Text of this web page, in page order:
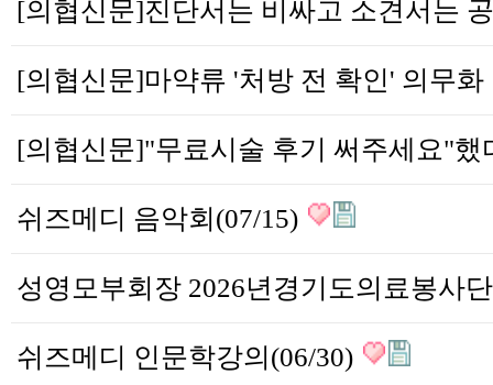
쉬즈메디 음악회(07/15)
쉬즈메디 인문학강의(06/30)